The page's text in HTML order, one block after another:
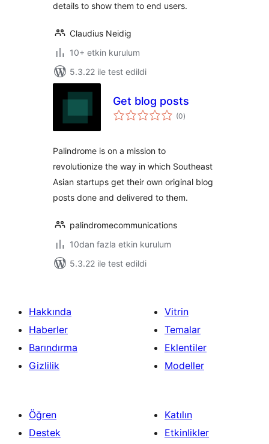
details to show them to end users.
Claudius Neidig
10+ etkin kurulum
5.3.22 ile test edildi
Get blog posts
(0toplam
puan
)
Palindrome is on a mission to
revolutionize the way in which Southeast
Asian startups get their own original blog
posts done and delivered to them.
palindromecommunications
10dan fazla etkin kurulum
5.3.22 ile test edildi
Hakkında
Haberler
Barındırma
Gizlilik
Vitrin
Temalar
Eklentiler
Modeller
Öğren
Destek
Katılın
Etkinlikler